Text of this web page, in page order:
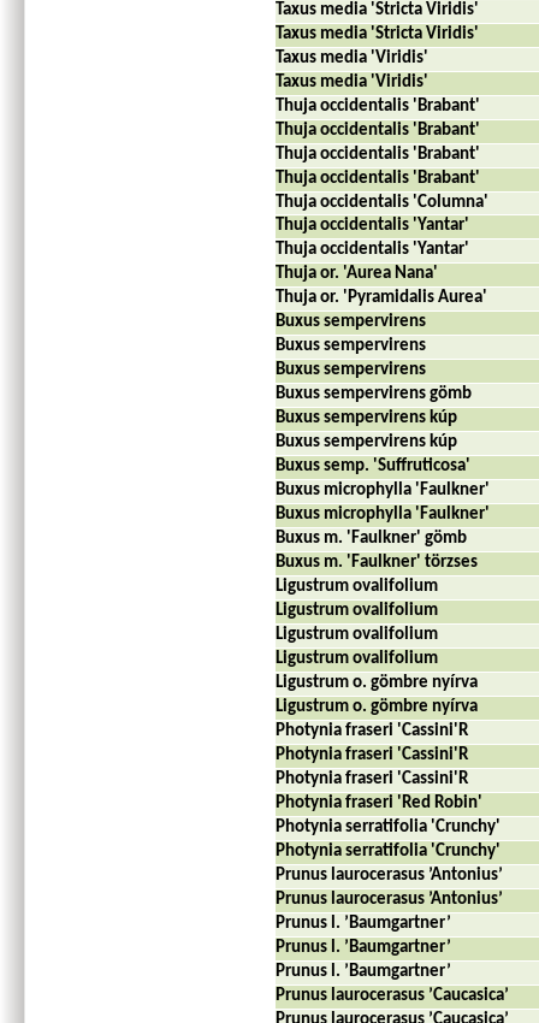
Taxus media 'Stricta Viridis'
Taxus media 'Stricta Viridis'
Taxus media 'Viridis'
Taxus media 'Viridis'
Thuja occidentalis 'Brabant'
Thuja occidentalis 'Brabant'
Thuja occidentalis 'Brabant'
Thuja occidentalis 'Brabant'
Thuja occidentalis 'Columna'
Thuja occidentalis 'Yantar'
Thuja occidentalis 'Yantar'
Thuja or. 'Aurea Nana'
Thuja or. 'Pyramidalis Aurea'
Buxus sempervirens
Buxus sempervirens
Buxus sempervirens
Buxus sempervirens gömb
Buxus sempervirens kúp
Buxus sempervirens kúp
Buxus semp. 'Suffruticosa'
Buxus microphylla 'Faulkner'
Buxus microphylla 'Faulkner'
Buxus m. 'Faulkner' gömb
Buxus m. 'Faulkner' törzses
Ligustrum ovalifolium
Ligustrum ovalifolium
Ligustrum ovalifolium
Ligustrum ovalifolium
Ligustrum o. gömbre nyírva
Ligustrum o. gömbre nyírva
Photynia fraseri 'Cassini'R
Photynia fraseri 'Cassini'R
Photynia fraseri 'Cassini'R
Photynia fraseri 'Red Robin'
Photynia serratifolia 'Crunchy'
Photynia serratifolia 'Crunchy'
Prunus laurocerasus ’Antonius’
Prunus laurocerasus ’Antonius’
Prunus l. ’Baumgartner’
Prunus l. ’Baumgartner’
Prunus l. ’Baumgartner’
Prunus laurocerasus ’Caucasica’